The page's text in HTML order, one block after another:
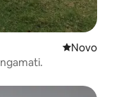
Novo
Novo